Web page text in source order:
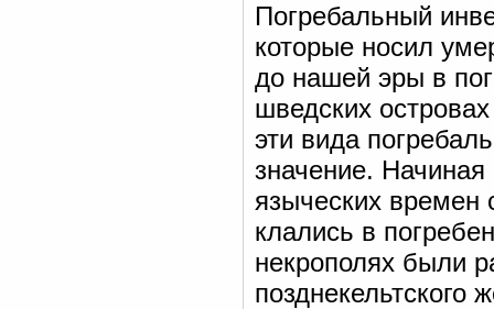
Погребальный
которые носил
до нашей эры в
шведских
эти вида
значение. Начиная
языческих времен
клались в
некрополях были
позднекельтского